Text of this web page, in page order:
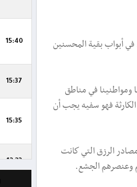
أبواب بقية المحسنين
ومواطنينا في مناطق
فهو سفيه يجب أن
الرزق التي كانت
وعنصرهم الجشع.
15:40
15:37
15:35
12:22